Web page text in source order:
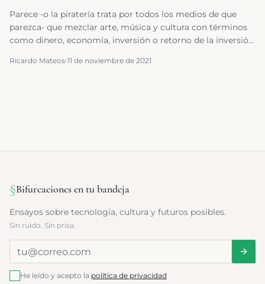
Parece -o la piratería trata por todos los medios de que
parezca- que mezclar arte, música y cultura con términos
como dinero, economía, inversión o retorno de la inversión
Ricardo Mateos 11 de noviembre de 2021
§Bifurcaciones en tu bandeja
Ensayos sobre tecnología, cultura y futuros posibles.
Sin ruido. Sin prisa.
He leído y acepto la política de privacidad